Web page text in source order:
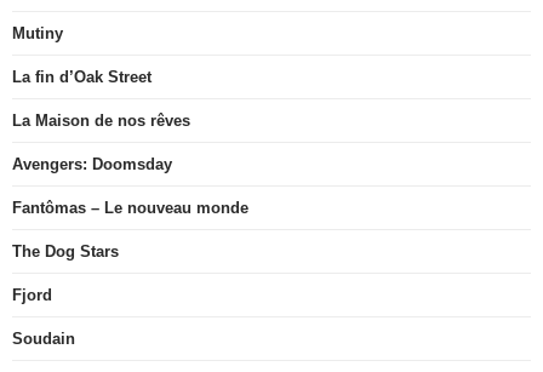
Mutiny
La fin d’Oak Street
La Maison de nos rêves
Avengers: Doomsday
Fantômas – Le nouveau monde
The Dog Stars
Fjord
Soudain